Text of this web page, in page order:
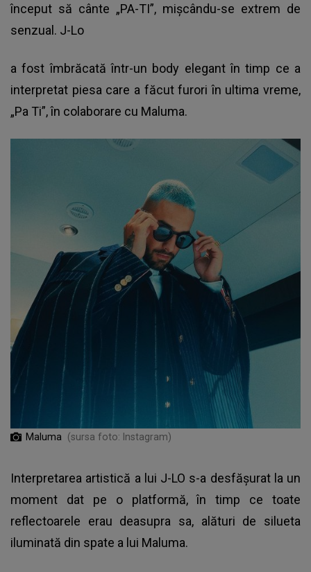
început să cânte „PA-TI”, mișcându-se extrem de
senzual. J-Lo
a fost îmbrăcată într-un body elegant în timp ce a
interpretat piesa care a făcut furori în ultima vreme,
„Pa Ti”, în colaborare cu Maluma.
Maluma (sursa foto: Instagram)
Interpretarea artistică a lui J-LO s-a desfășurat la un
moment dat pe o platformă, în timp ce toate
reflectoarele erau deasupra sa, alături de silueta
iluminată din spate a lui Maluma.